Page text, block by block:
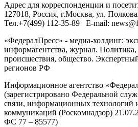
Адрес для корреспонденции и
127018, Россия, г.Москва, ул.
Тел.+7(499) 112-35-89 E-mail:
«ФедералПресс» - медиа-холдинг:
информагентства, журнал. Политика,
происшествия, общество.
регионов РФ
Информационное агентство
(зарегистрировано Федеральной
связи, информационных технологий
коммуникаций (Роскомнадзор)
ФС 77 – 85577)